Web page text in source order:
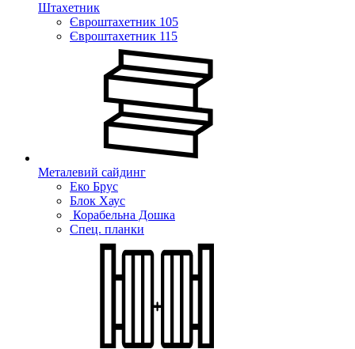
Штахетник
Євроштахетник 105
Євроштахетник 115
Металевий сайдинг
Еко Брус
Блок Хаус
Корабельна Дошка
Спец. планки